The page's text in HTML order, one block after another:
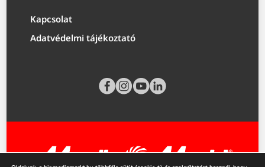
Kapcsolat
Adatvédelmi tájékoztató